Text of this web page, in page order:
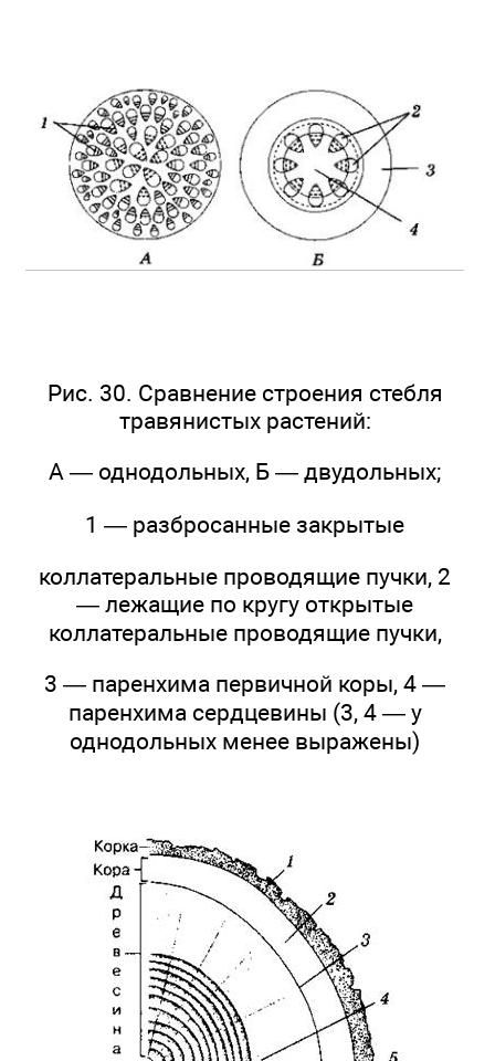
Рис. 30. Сравнение строения стебля
травянистых растений:
А — однодольных, Б — двудольных;
1 — разбросанные закрытые
коллатеральные проводящие пучки, 2
— лежащие по кругу открытые
коллатеральные проводящие пучки,
3 — паренхима первичной коры, 4 —
паренхима сердцевины (3, 4 — у
однодольных менее выражены)